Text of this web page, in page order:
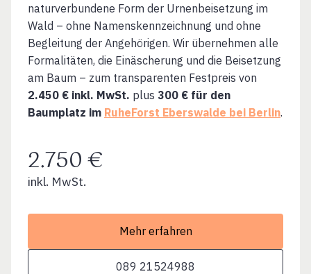
naturverbundene Form der Urnenbeisetzung im
Wald – ohne Namenskennzeichnung und ohne
Begleitung der Angehörigen. Wir übernehmen alle
Formalitäten, die Einäscherung und die Beisetzung
am Baum – zum transparenten Festpreis von
2.450 € inkl. MwSt. plus 300 € für den
Baumplatz im RuheForst Eberswalde bei Berlin.
2.750 €
inkl. MwSt.
Mehr erfahren
089 21524988